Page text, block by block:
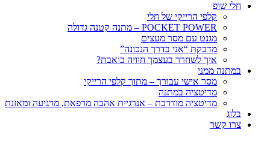
חלי שופ
קלפי הרייקי של חלי
POCKET POWER – מתנה קטנה גדולה
מגנט עם מסר מעצים
מדבקת “אני בדרך הנכונה”
איך לשחרר בעצמך חוויה כואבת?
במתנה ממני
מסר אישי עבורך – מתוך קלפי הרייקי
מדיטציה במתנה
מדיטציה מודרכת – אנרגיית אהבה מרפאת, מרגיעה ומאזנת
בלוג
צרו קשר